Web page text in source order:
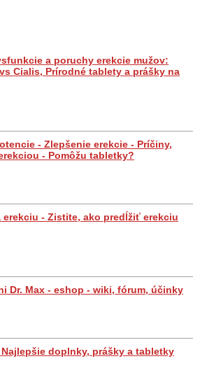
a poruchy erekcie mužov:
Cialis, Prírodné tablety a prášky na
- Zlepšenie erekcie - Príčiny,
- Pomôžu tabletky?
- Zistite, ako predĺžiť erekciu
Dr. Max - eshop - wiki, fórum, účinky
doplnky, prášky a tabletky